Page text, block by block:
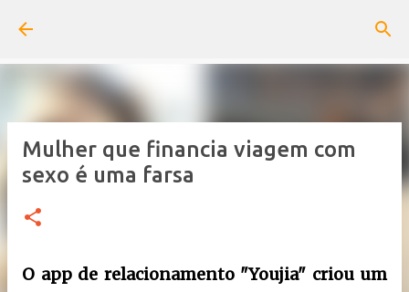
Mulher que financia viagem com
sexo é uma farsa
O app de relacionamento "Youjia" criou um